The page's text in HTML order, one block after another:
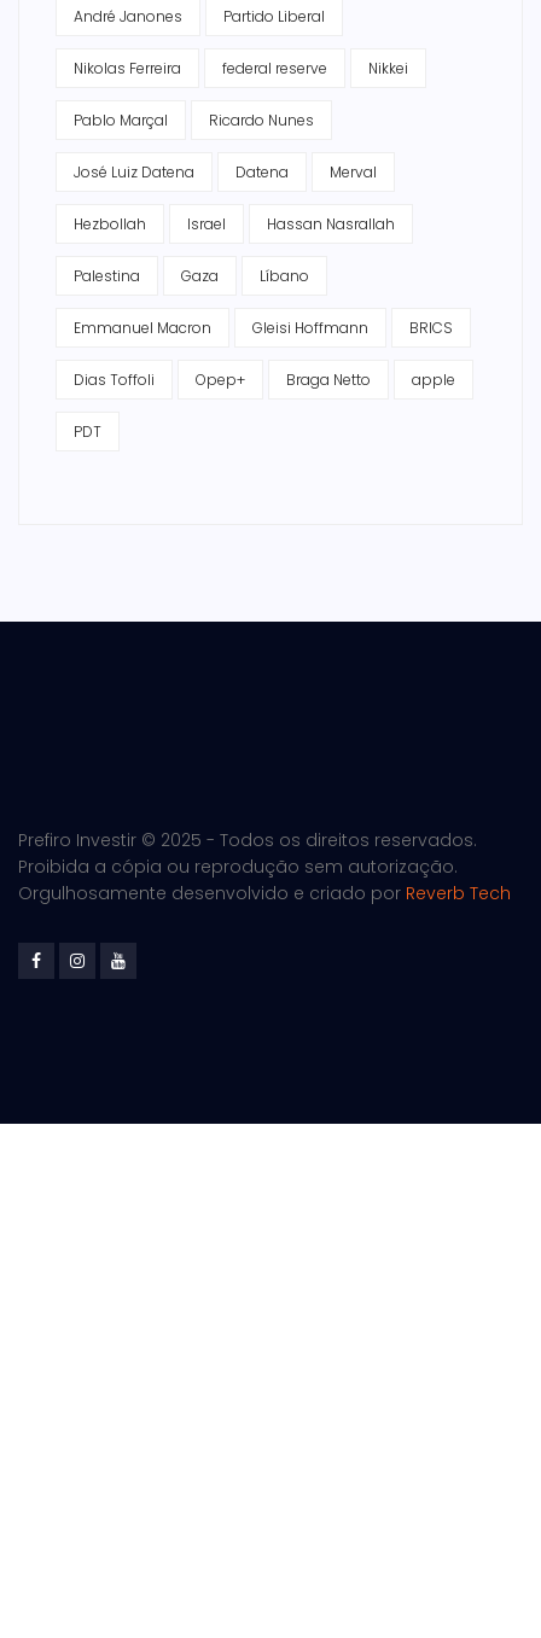
André Janones Partido Liberal
Nikolas Ferreira federal reserve Nikkei
Pablo Marçal Ricardo Nunes
José Luiz Datena Datena Merval
Hezbollah Israel Hassan Nasrallah
Palestina Gaza Líbano
Emmanuel Macron Gleisi Hoffmann BRICS
Dias Toffoli Opep+ Braga Netto apple
PDT
Prefiro Investir © 2025 - Todos os direitos reservados.
Proibida a cópia ou reprodução sem autorização.
Orgulhosamente desenvolvido e criado por Reverb Tech